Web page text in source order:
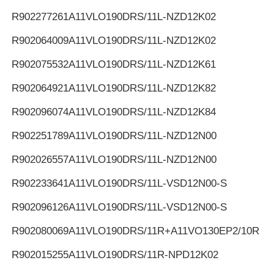
R902277261A11VLO190DRS/11L-NZD12K02
R902064009A11VLO190DRS/11L-NZD12K02
R902075532A11VLO190DRS/11L-NZD12K61
R902064921A11VLO190DRS/11L-NZD12K82
R902096074A11VLO190DRS/11L-NZD12K84
R902251789A11VLO190DRS/11L-NZD12N00
R902026557A11VLO190DRS/11L-NZD12N00
R902233641A11VLO190DRS/11L-VSD12N00-S
R902096126A11VLO190DRS/11L-VSD12N00-S
R902080069A11VLO190DRS/11R+A11VO130EP2/10R
R902015255A11VLO190DRS/11R-NPD12K02